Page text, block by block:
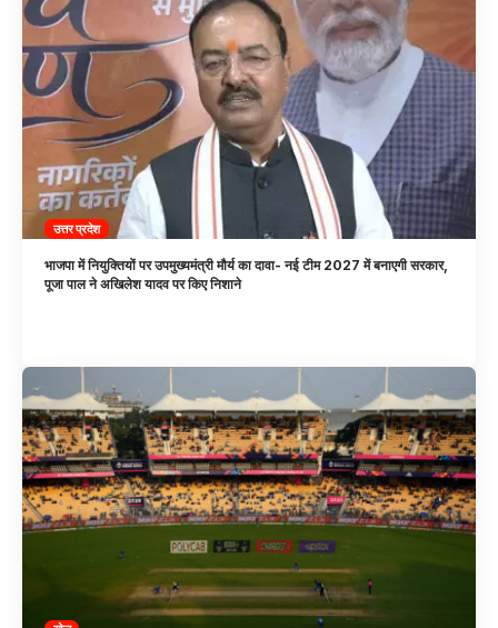
उत्तर प्रदेश
भाजपा में नियुक्तियों पर उपमुख्यमंत्री मौर्य का दावा- नई टीम 2027 में बनाएगी सरकार,
पूजा पाल ने अखिलेश यादव पर किए निशाने